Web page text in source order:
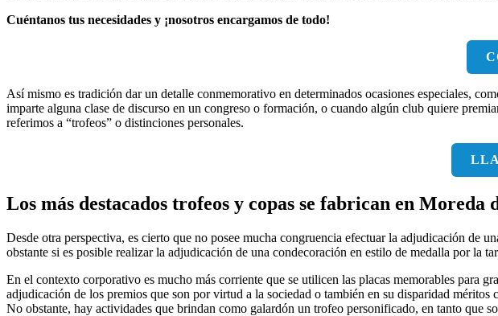
Cuéntanos tus necesidades y ¡nosotros encargamos de todo!
Así mismo es tradición dar un detalle conmemorativo en determinados ocasiones especiales,
imparte alguna clase de discurso en un congreso o formación, o cuando algún club quiere
referimos a “trofeos” o distinciones personales.
Los más destacados trofeos y copas se fabrican en Moreda
Desde otra perspectiva, es cierto que no posee mucha congruencia efectuar la adjudicación de
obstante si es posible realizar la adjudicación de una condecoración en estilo de medalla por la
En el contexto corporativo es mucho más corriente que se utilicen las placas memorables para
adjudicación de los premios que son por virtud a la sociedad o también en su disparidad méritos
No obstante, hay actividades que brindan como galardón un trofeo personificado, en tanto que